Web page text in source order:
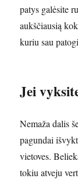
patys galėsite
aukščiausią
kuriu sau
Jei
Nemaža dalis
pagundai
vietoves.
tokiu atveju